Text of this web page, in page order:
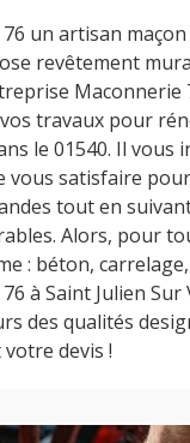
un artisan
revêtement
travaux pour
le 01540. Il vous
vous satisfaire
tout en
Alors, pour
: béton,
à Saint Julien Sur
des qualités
devis !